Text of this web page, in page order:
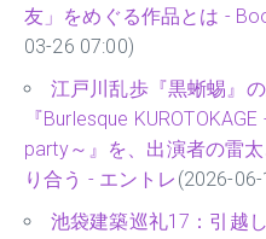
友」をめぐる作品とは -
03-26 07:00)
江戸川乱歩『黒蜥蜴』
『Burlesque
party～』を、出演者の雷
り合う - エントレ (2026-
池袋建築巡礼17：引越